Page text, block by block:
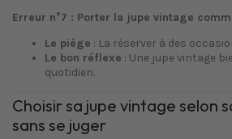
Erreur n°7 : Porter la jupe vintage
Le piège : La réserver à des
Le bon réflexe : Une jupe vintage
quotidien.
Choisir sa jupe vintage selon
sans se juger